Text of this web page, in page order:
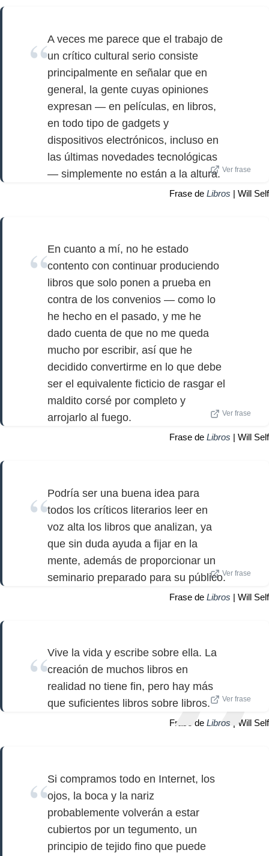
A veces me parece que el trabajo de
un crítico cultural serio consiste
principalmente en señalar que en
general, la gente cuyas opiniones
expresan — en películas, en libros,
en todo tipo de gadgets y
dispositivos electrónicos, incluso en
las últimas novedades tecnológicas
— simplemente no están a la altura. Ver frase
Frase de Libros | Will Self
En cuanto a mí, no he estado
contento con continuar produciendo
libros que solo ponen a prueba en
contra de los convenios — como lo
he hecho en el pasado, y me he
dado cuenta de que no me queda
mucho por escribir, así que he
decidido convertirme en lo que debe
ser el equivalente ficticio de rasgar el
maldito corsé por completo y
arrojarlo al fuego.
Ver frase
Frase de Libros | Will Self
Podría ser una buena idea para
todos los críticos literarios leer en
voz alta los libros que analizan, ya
que sin duda ayuda a fijar en la
mente, además de proporcionar un
seminario preparado para su público.Ver frase
Frase de Libros | Will Self
Vive la vida y escribe sobre ella. La
creación de muchos libros en
realidad no tiene fin, pero hay más
que suficientes libros sobre libros.
Ver frase
Frase de Libros | Will Self
Si compramos todo en Internet, los
ojos, la boca y la nariz
probablemente volverán a estar
cubiertos por un tegumento, un
principio de tejido fino que puede